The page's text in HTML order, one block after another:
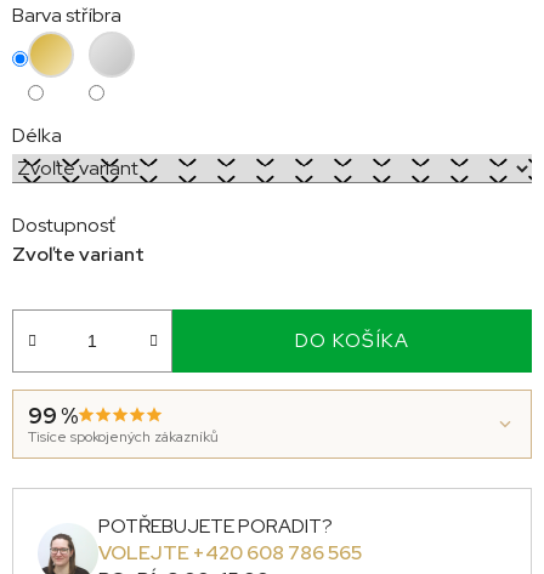
cena:
Barva stříbra
Délka
Dostupnosť
Zvoľte variant
DO KOŠÍKA
99 %
Tisíce spokojených zákazníků
POTŘEBUJETE PORADIT?
VOLEJTE +420 608 786 565